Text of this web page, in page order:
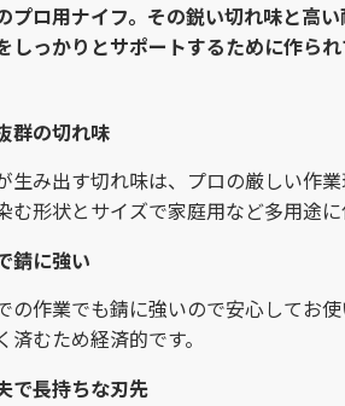
プロ用ナイフ。その鋭い切れ味と高
しっかりとサポートするために作られ
群の切れ味
生み出す切れ味は、プロの厳しい作業
む形状とサイズで家庭用など多用途に
錆に強い​
の作業でも錆に強いので安心してお
むため経済的です。
で長持ちな刃先